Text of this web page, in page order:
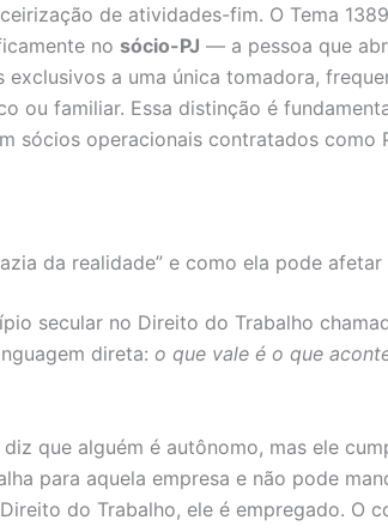
de atividades-fim. O Tema
no sócio-PJ — a pessoa que
exclusivos a uma única tomadora,
ou familiar. Essa distinção é
sócios operacionais contratados como
da realidade” e como ela pode
secular no Direito do Trabalho
direta: o que vale é o que
que alguém é autônomo, mas ele
para aquela empresa e não pode
do Trabalho, ele é empregado. O